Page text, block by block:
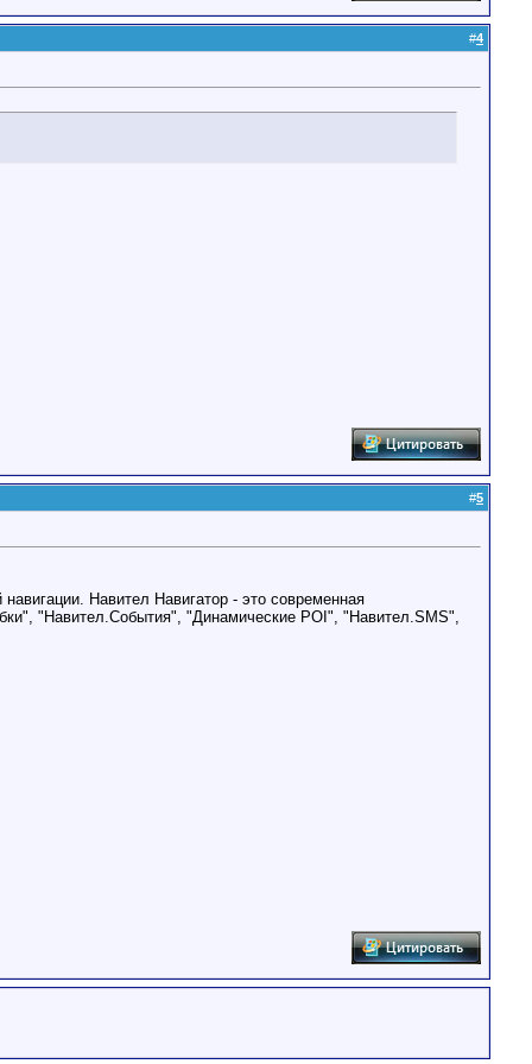
#4
#5
Навител Навигатор - это современная
"Навител.События", "Динамические POI", "Навител.SMS",